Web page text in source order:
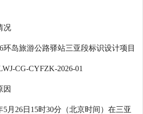
况
环岛旅游公路驿站三亚段标识设计项目
CG-CYFZK-2026-01
因
5月26日15时30分（北京时间）在三亚